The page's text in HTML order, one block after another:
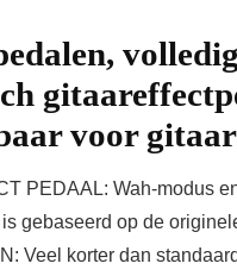
voor gitaar
PEDAAL: Wah-modus
gebaseerd op de
Veel korter dan